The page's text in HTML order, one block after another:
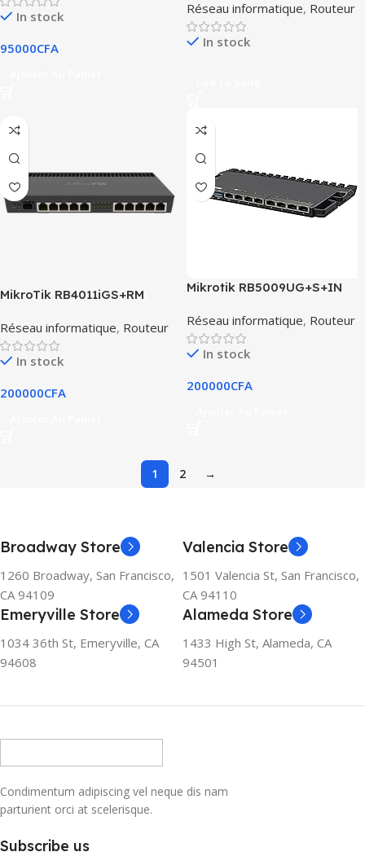
In stock
95000CFA
Réseau informatique, Routeur
In stock
MikroTik RB4011iGS+RM
Réseau informatique, Routeur
In stock
200000CFA
Mikrotik RB5009UG+S+IN
Réseau informatique, Routeur
In stock
200000CFA
1 2 →
Broadway Store
1260 Broadway, San Francisco,
CA 94109
Valencia Store
1501 Valencia St, San Francisco,
CA 94110
Emeryville Store
1034 36th St, Emeryville, CA
94608
Alameda Store
1433 High St, Alameda, CA
94501
Condimentum adipiscing vel neque dis nam
parturient orci at scelerisque.
Subscribe us